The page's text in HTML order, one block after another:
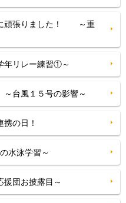
に頑張りました！ ～重
リレー練習①～
台風１５号の影響～
の日！
水泳学習～
団お披露目～